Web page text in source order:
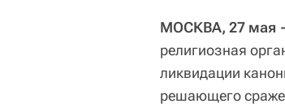
МОСКВА, 27 мая
религиозная
ликвидации
решающего